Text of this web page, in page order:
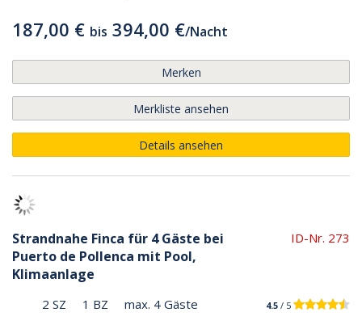
187,00 € bis 394,00 €/Nacht
Merken
Merkliste ansehen
Details ansehen
Strandnahe Finca für 4 Gäste bei
Puerto de Pollenca mit Pool,
Klimaanlage
ID-Nr. 273
2 SZ 1 BZ max. 4 Gäste 4.5 / 5